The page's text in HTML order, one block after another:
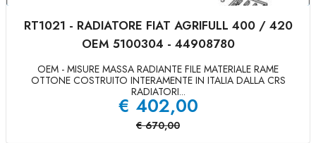
RT1021 - RADIATORE FIAT AGRIFULL 400 / 420
OEM 5100304 - 44908780
OEM - MISURE MASSA RADIANTE FILE MATERIALE RAME
OTTONE COSTRUITO INTERAMENTE IN ITALIA DALLA CRS
RADIATORI...
€ 402,00
€ 670,00